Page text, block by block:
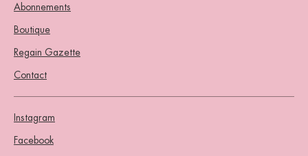
Abonnements
Boutique
Regain Gazette
Contact
Instagram
Facebook